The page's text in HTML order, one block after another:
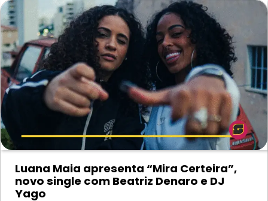
Luana Maia apresenta “Mira Certeira”,
novo single com Beatriz Denaro e DJ
Yago